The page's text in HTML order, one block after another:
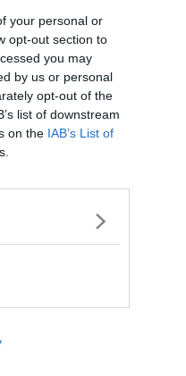
your personal or
opt-out section to
you may
by us or personal
opt-out of the
list of downstream
on the IAB’s List of